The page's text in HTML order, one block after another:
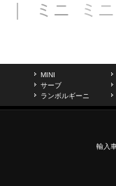
｜ ミニ ミニ
MINI
サーブ
ランボルギーニ
輸入